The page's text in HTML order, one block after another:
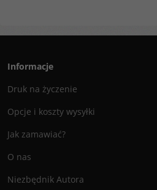
Informacje
Druk na życzenie
Opcje i koszty wysyłki
Jak zamawiać?
O nas
Niezbędnik Autora